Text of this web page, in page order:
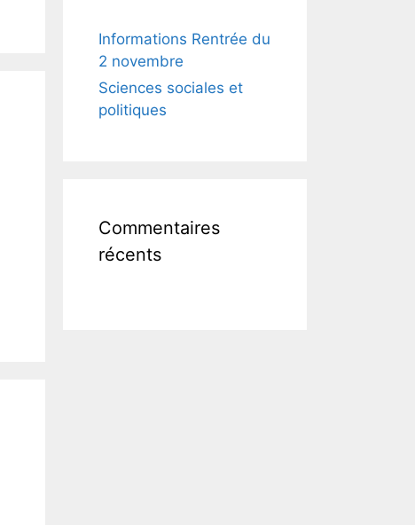
Informations Rentrée du
2 novembre
Sciences sociales et
politiques
Commentaires
récents